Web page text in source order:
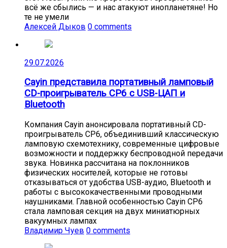
всё же сбылись — и нас атакуют инопланетяне! Но
те не умели
Алексей Дыков 0 comments
29.07.2026
Cayin представила портативный ламповый
CD-проигрыватель CP6 с USB-ЦАП и
Bluetooth
Компания Cayin анонсировала портативный CD-
проигрыватель CP6, объединивший классическую
ламповую схемотехнику, современные цифровые
возможности и поддержку беспроводной передачи
звука. Новинка рассчитана на поклонников
физических носителей, которые не готовы
отказываться от удобства USB-аудио, Bluetooth и
работы с высококачественными проводными
наушниками. Главной особенностью Cayin CP6
стала ламповая секция на двух миниатюрных
вакуумных лампах
Владимир Чуев 0 comments